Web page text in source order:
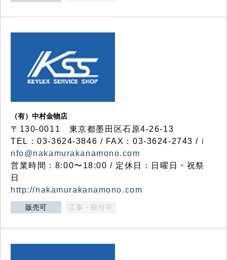
（有）中村金物店
〒130-0011 東京都墨田区石原4-26-13
TEL：03-3624-3846 / FAX：03-3624-2743 / i
nfo@nakamurakanamono.com
営業時間：8:00〜18:00 / 定休日：日曜日・祝祭
日
http://nakamurakanamono.com
販売可 工事・取付可